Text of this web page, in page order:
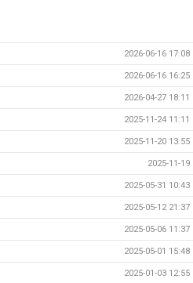
2026-06-16 17:08
2026-06-16 16:25
2026-04-27 18:11
2025-11-24 11:11
2025-11-20 13:55
2025-11-19
2025-05-31 10:43
2025-05-12 21:37
2025-05-06 11:37
2025-05-01 15:48
2025-01-03 12:55